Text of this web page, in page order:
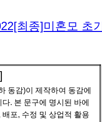
최종]미혼모 초
]
동감)이 제작하여 동감에
다. 본 문구에 명시된 바에
배포, 수정 및 상업적 활용